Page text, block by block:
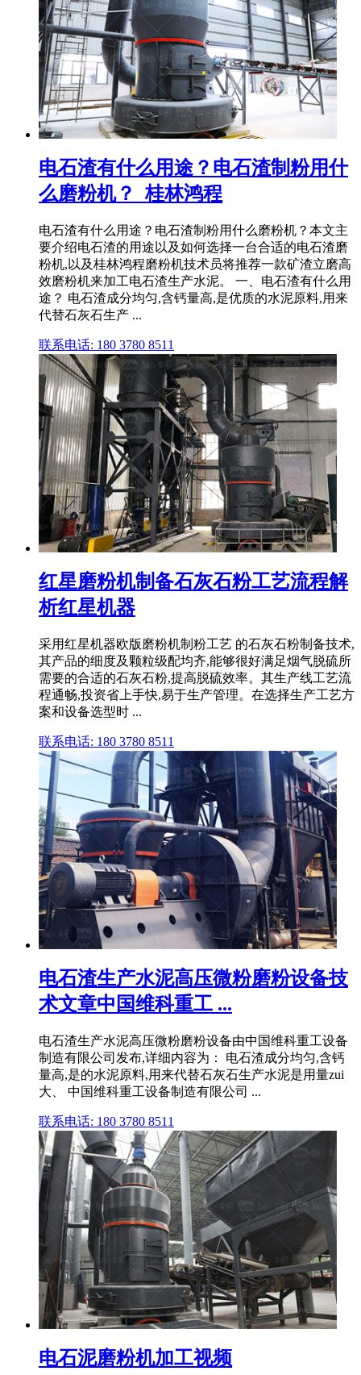
电石渣有什么用途？电石渣制粉用什
么磨粉机？_桂林鸿程
电石渣有什么用途？电石渣制粉用什么磨粉机？本文主
要介绍电石渣的用途以及如何选择一台合适的电石渣磨
粉机,以及桂林鸿程磨粉机技术员将推荐一款矿渣立磨高
效磨粉机来加工电石渣生产水泥。 一、电石渣有什么用
途？ 电石渣成分均匀,含钙量高,是优质的水泥原料,用来
代替石灰石生产 ...
联系电话: 180 3780 8511
红星磨粉机制备石灰石粉工艺流程解
析红星机器
采用红星机器欧版磨粉机制粉工艺 的石灰石粉制备技术,
其产品的细度及颗粒级配均齐,能够很好满足烟气脱硫所
需要的合适的石灰石粉,提高脱硫效率。其生产线工艺流
程通畅,投资省上手快,易于生产管理。在选择生产工艺方
案和设备选型时 ...
联系电话: 180 3780 8511
电石渣生产水泥高压微粉磨粉设备技
术文章中国维科重工 ...
电石渣生产水泥高压微粉磨粉设备由中国维科重工设备
制造有限公司发布,详细内容为： 电石渣成分均匀,含钙
量高,是的水泥原料,用来代替石灰石生产水泥是用量zui
大、 中国维科重工设备制造有限公司 ...
联系电话: 180 3780 8511
电石泥磨粉机加工视频